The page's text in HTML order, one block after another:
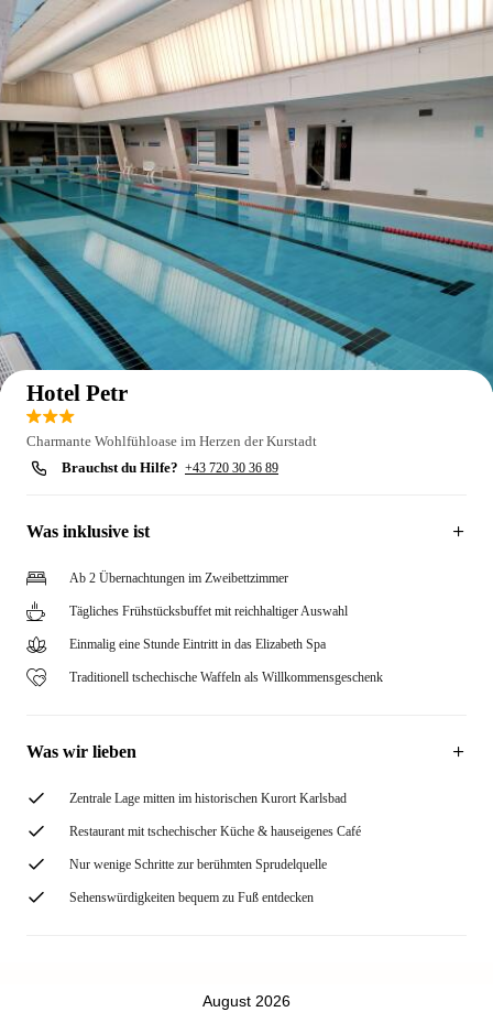
Auf der Karte anzeigen
Hotel Petr
Charmante Wohlfühloase im Herzen der Kurstadt
Brauchst du Hilfe? +43 720 30 36 89
Was inklusive ist
Ab 2 Übernachtungen im Zweibettzimmer
Tägliches Frühstücksbuffet mit reichhaltiger Auswahl
Einmalig eine Stunde Eintritt in das Elizabeth Spa
Traditionell tschechische Waffeln als Willkommensgeschenk
Was wir lieben
Zentrale Lage mitten im historischen Kurort Karlsbad
Restaurant mit tschechischer Küche & hauseigenes Café
Nur wenige Schritte zur berühmten Sprudelquelle
Sehenswürdigkeiten bequem zu Fuß entdecken
August 2026